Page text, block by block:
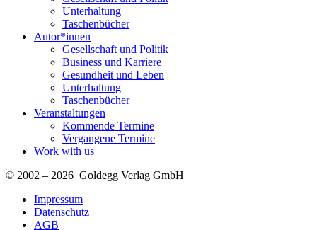
Unterhaltung
Taschenbücher
Autor*innen
Gesellschaft und Politik
Business und Karriere
Gesundheit und Leben
Unterhaltung
Taschenbücher
Veranstaltungen
Kommende Termine
Vergangene Termine
Work with us
© 2002 – 2026 Goldegg Verlag GmbH
Impressum
Datenschutz
AGB